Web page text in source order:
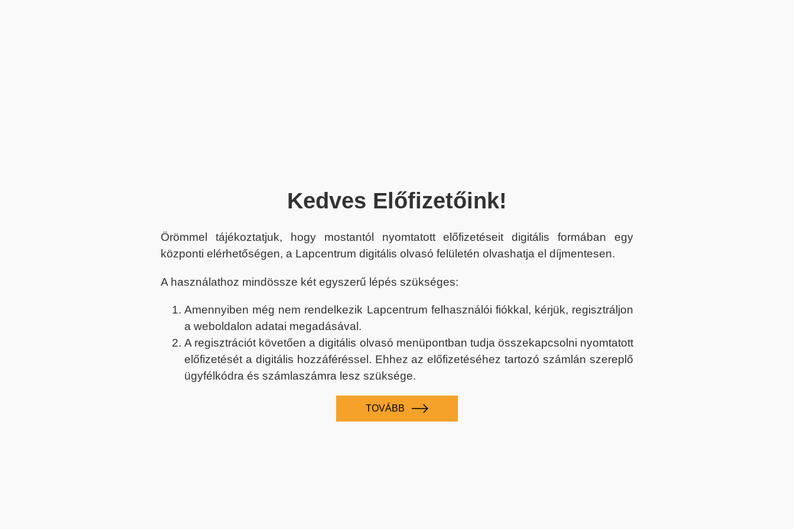
Kedves Előfizetőink!
Örömmel tájékoztatjuk, hogy mostantól nyomtatott előfizetéseit digitális formában egy
központi elérhetőségen, a Lapcentrum digitális olvasó felületén olvashatja el díjmentesen.
A használathoz mindössze két egyszerű lépés szükséges:
Amennyiben még nem rendelkezik Lapcentrum felhasználói fiókkal, kérjük, regisztráljon
a weboldalon adatai megadásával.
A regisztrációt követően a digitális olvasó menüpontban tudja összekapcsolni nyomtatott
előfizetését a digitális hozzáféréssel. Ehhez az előfizetéséhez tartozó számlán szereplő
ügyfélkódra és számlaszámra lesz szüksége.
TOVÁBB